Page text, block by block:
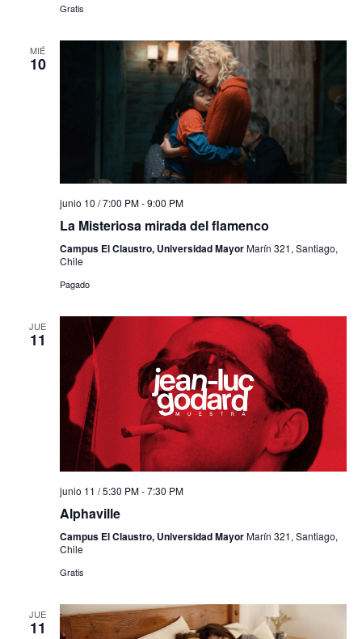
Gratis
MIÉ
10
junio 10 / 7:00 PM-9:00 PM
La Misteriosa mirada del flamenco
Campus El Claustro, Universidad MayorMarín 321, Santiago,
Chile
Pagado
JUE
11
junio 11 / 5:30 PM-7:30 PM
Alphaville
Campus El Claustro, Universidad MayorMarín 321, Santiago,
Chile
Gratis
JUE
11